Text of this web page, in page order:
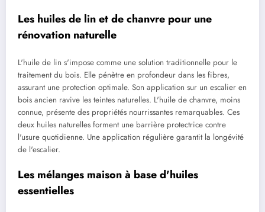
Les huiles de lin et de chanvre pour une
rénovation naturelle
L'huile de lin s'impose comme une solution traditionnelle pour le
traitement du bois. Elle pénètre en profondeur dans les fibres,
assurant une protection optimale. Son application sur un escalier en
bois ancien ravive les teintes naturelles. L'huile de chanvre, moins
connue, présente des propriétés nourrissantes remarquables. Ces
deux huiles naturelles forment une barrière protectrice contre
l'usure quotidienne. Une application régulière garantit la longévité
de l'escalier.
Les mélanges maison à base d'huiles
essentielles